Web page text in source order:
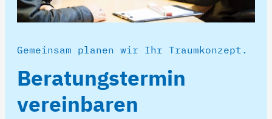
Gemeinsam planen wir Ihr Traumkonzept.
Beratungstermin
vereinbaren